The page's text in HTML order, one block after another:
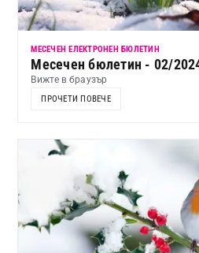
МЕСЕЧЕН ЕЛЕКТРОНЕН БЮЛЕТИН
Месечен бюлетин - 02/
Вижте в браузър
ПРОЧЕТИ ПОВЕЧЕ